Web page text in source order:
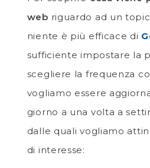
web riguardo ad un
niente è più efficace di
sufficiente impostare la
scegliere la frequenza
vogliamo essere
giorno a una volta a
dalle quali vogliamo
di interesse: